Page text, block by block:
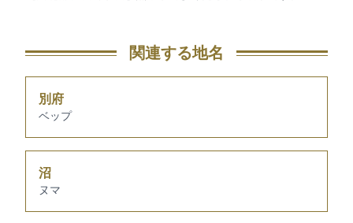
関連する地名
別府
ベップ
沼
ヌマ